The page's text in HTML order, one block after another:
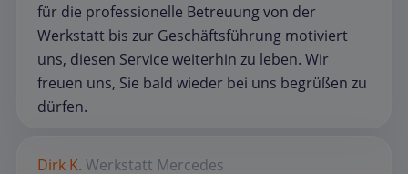
für die professionelle Betreuung von der
Werkstatt bis zur Geschäftsführung motiviert
uns, diesen Service weiterhin zu leben. Wir
freuen uns, Sie bald wieder bei uns begrüßen zu
dürfen.
Dirk K. Werkstatt Mercedes